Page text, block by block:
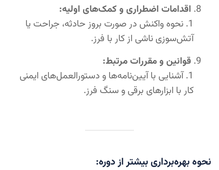
اقدامات اضطراری و کمک‌های اولیه:
نحوه واکنش در صورت بروز حادثه، جراحت یا
آتش‌سوزی ناشی از کار با فرز.
قوانین و مقررات مرتبط:
آشنایی با آیین‌نامه‌ها و دستورالعمل‌های ایمنی
کار با ابزارهای برقی و سنگ فرز.
نحوه بهره‌برداری بیشتر از دوره: